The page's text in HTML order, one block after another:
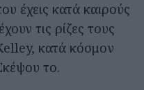
έχεις κατά καιρούς
τις ρίζες τους
κατά κόσμον
το.